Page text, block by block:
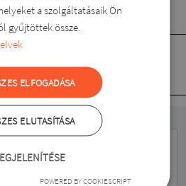
a szolgáltatásaik Ön
gyűjtöttek össze.
ELFOGADÁSA
ELUTASÍTÁSA
POWERED BY COOKIESCRIPT